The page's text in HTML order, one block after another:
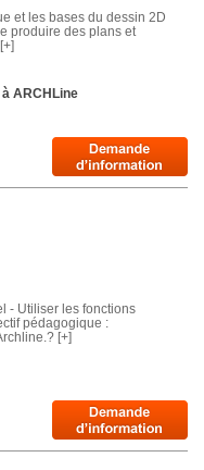
et les bases du dessin 2D
produire des plans et
ARCHLine
- Utiliser les fonctions
pédagogique :
[+]